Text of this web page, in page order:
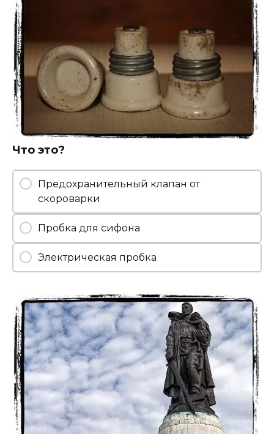
Что это?
Предохранительный клапан от
скороварки
Пробка для сифона
Электрическая пробка